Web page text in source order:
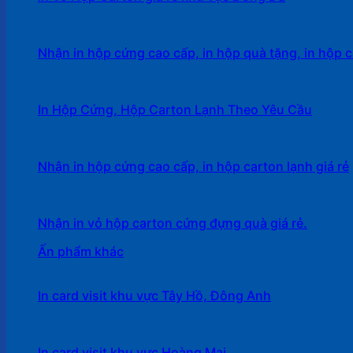
Nhận in hộp cứng cao cấp, in hộp quà tặng, in hộp
In Hộp Cứng, Hộp Carton Lạnh Theo Yêu Cầu
Nhận in hộp cứng cao cấp, in hộp carton lạnh giá rẻ
Nhận in vỏ hộp carton cứng đựng quà giá rẻ.
Ấn phẩm khác
In card visit khu vực Tây Hồ, Đông Anh